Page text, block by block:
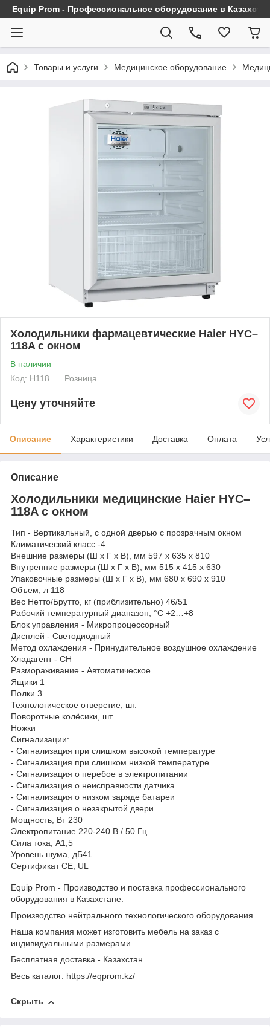
Equip Prom - Профессиональное оборудование в
Товары и услуги Медицинское оборудование
Холодильники фармацевтические Haier HYC–
118A с окном
В наличии
Код: H118
Розница
Цену уточняйте
Описание Характеристики Доставка Оплата
Описание
Холодильники медицинские Haier HYC–
118A с окном
Тип - Вертикальный, с одной дверью с прозрачным окном
Климатический класс -4
Внешние размеры (Ш х Г х В), мм 597 х 635 х 810
Внутренние размеры (Ш х Г х В), мм 515 х 415 х 630
Упаковочные размеры (Ш х Г х В), мм 680 х 690 х 910
Объем, л 118
Вес Нетто/Брутто, кг (приблизительно) 46/51
Рабочий температурный диапазон, °С +2…+8
Блок управления - Микропроцессорный
Дисплей - Светодиодный
Метод охлаждения - Принудительное воздушное охлаждение
Хладагент - CH
Размораживание - Автоматическое
Ящики 1
Полки 3
Технологическое отверстие, шт.
Поворотные колёсики, шт.
Ножки
Сигнализации:
- Сигнализация при слишком высокой температуре
- Сигнализация при слишком низкой температуре
- Сигнализация о перебое в электропитании
- Сигнализация о неисправности датчика
- Сигнализация о низком заряде батареи
- Сигнализация о незакрытой двери
Мощность, Вт 230
Электропитание 220-240 В / 50 Гц
Сила тока, А1,5
Уровень шума, дБ41
Сертификат CE, UL
Equip Prom - Производство и поставка профессионального
оборудования в Казахстане.
Производство нейтрального технологического оборудования.
Наша компания может изготовить мебель на заказ с
индивидуальными размерами.
Бесплатная доставка - Казахстан.
Весь каталог: https://eqprom.kz/
Скрыть